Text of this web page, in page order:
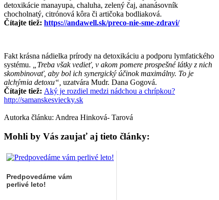
detoxikácie manayupa, chaluha, zelený čaj, ananásovník
chocholnatý, citrónová kôra či artičoka bodliaková.
Čítajte tiež: https://andawell.sk/preco-nie-sme-zdravi/
Fakt krásna nádielka prírody na detoxikáciu a podporu lymfatického
systému. „Treba však vedieť, v akom pomere prospešné látky z nich
skombinovať, aby bol ich synergický účinok maximálny. To je
alchýmia detoxu“, uzatvára Mudr. Dana Gogová.
Čítajte tiež: Aký je rozdiel medzi nádchou a chrípkou?
http://samanskesviecky.sk
Autorka článku: Andrea Hinková- Tarová
Mohli by Vás zaujať aj tieto články:
Predpovedáme vám
perlivé leto!